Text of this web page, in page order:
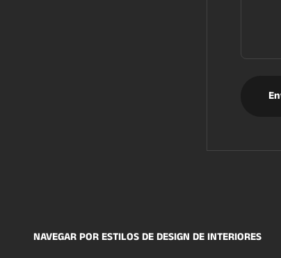
NAVEGAR POR ESTILOS DE DESIGN DE INTERIORES